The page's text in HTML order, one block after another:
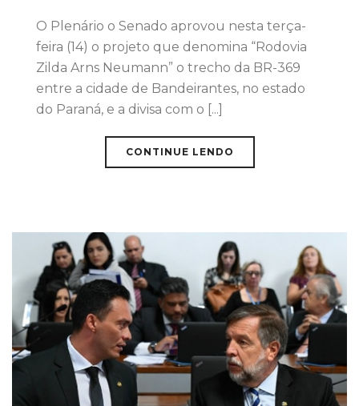
O Plenário o Senado aprovou nesta terça-
feira (14) o projeto que denomina “Rodovia
Zilda Arns Neumann” o trecho da BR-369
entre a cidade de Bandeirantes, no estado
do Paraná, e a divisa com o [...]
CONTINUE LENDO